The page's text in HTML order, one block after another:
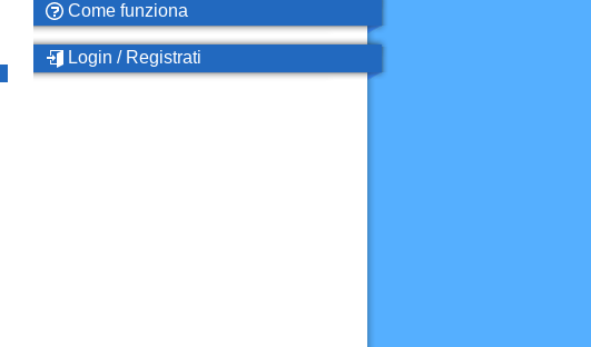
Come funziona
Login / Registrati